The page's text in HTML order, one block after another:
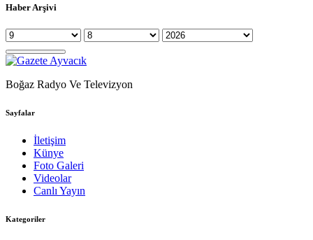
Haber Arşivi
Boğaz Radyo Ve Televizyon
Sayfalar
İletişim
Künye
Foto Galeri
Videolar
Canlı Yayın
Kategoriler